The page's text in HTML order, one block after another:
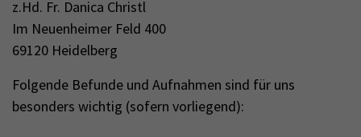
z.Hd. Fr. Danica Christl
Im Neuenheimer Feld 400
69120 Heidelberg
Folgende Befunde und Aufnahmen sind für uns
besonders wichtig (sofern vorliegend):